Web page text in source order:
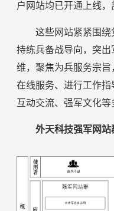
户网站均已开通上线，
这些网站紧紧围
持练兵备战导向，突
维，聚焦为兵服务宗
在线服务、进行工作指
互动交流、强军文化等
外天科技强军网站